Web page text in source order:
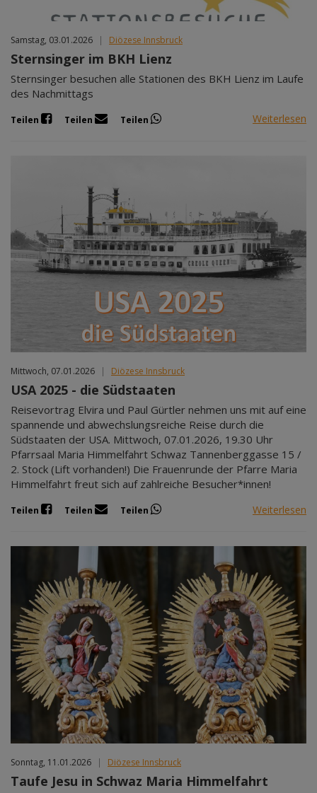
Samstag, 03.01.2026 | Diözese Innsbruck
Sternsinger im BKH Lienz
Sternsinger besuchen alle Stationen des BKH Lienz im Laufe
des Nachmittags
Teilen Teilen Teilen Weiterlesen
Mittwoch, 07.01.2026 | Diözese Innsbruck
USA 2025 - die Südstaaten
Reisevortrag Elvira und Paul Gürtler nehmen uns mit auf eine
spannende und abwechslungsreiche Reise durch die
Südstaaten der USA. Mittwoch, 07.01.2026, 19.30 Uhr
Pfarrsaal Maria Himmelfahrt Schwaz Tannenberggasse 15 /
2. Stock (Lift vorhanden!) Die Frauenrunde der Pfarre Maria
Himmelfahrt freut sich auf zahlreiche Besucher*innen!
Teilen Teilen Teilen Weiterlesen
Sonntag, 11.01.2026 | Diözese Innsbruck
Taufe Jesu in Schwaz Maria Himmelfahrt